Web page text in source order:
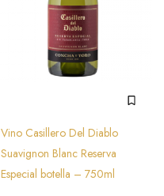
Vino Casillero Del Diablo
Suavignon Blanc Reserva
Especial botella – 750ml